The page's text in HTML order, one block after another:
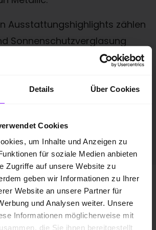
Details Über Cookies
Cookies
um Inhalte und Anzeigen zu
für soziale Medien anbieten
Zugriffe auf unsere Website zu
geben wir Informationen zu Ihrer
Website an unsere Partner für
und Analysen weiter. Unsere
Informationen möglicherweise mit
die Sie ihnen bereitgestellt
Ausstattungshighlights zählen
Sonnenschutzverglasung
Privacy-Verglasung im
sondern auch zusätzliche
Damit richtet sich die
die Wert auf ein
sportives Design legen.
gestellte Fragen
zwischen dem